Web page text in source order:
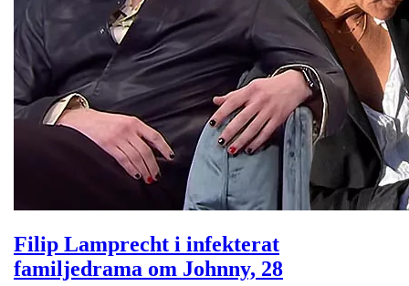
Filip Lamprecht i infekterat
familjedrama om Johnny, 28